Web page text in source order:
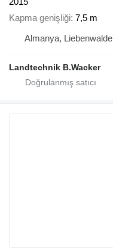
Kapma genişliği 7,5 m
Almanya, Liebenwalde
Landtechnik B.Wacker